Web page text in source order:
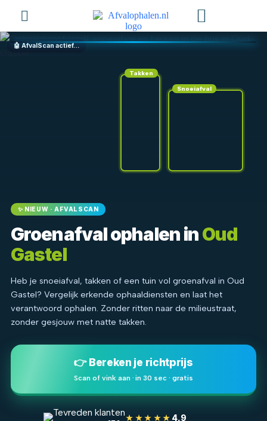
🤖 AfvalScan actief…
Takken
Snoeiafval
✨ NIEUW · AFVALSCAN
Groenafval ophalen inOud
Gastel
Heb je snoeiafval, takken of een tuin vol groenafval in Oud
Gastel? Vergelijk erkende ophaaldiensten en laat het
verantwoord ophalen. Zonder ritten naar de milieustraat,
zonder gesjouw met natte takken.
👉 Bereken je richtprijs
Scan of vink aan · in 30 sec · gratis
★★★★★ 4,9